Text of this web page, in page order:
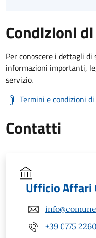
Condizioni
Per conoscere i dettagli
informazioni importanti,
servizio.
Termini e condizioni
Contatti
Ufficio Affari
+39 0775